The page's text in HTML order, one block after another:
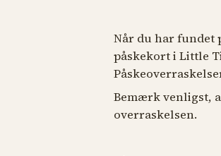
Når du har fundet
påskekort i Little
Bemærk venligst,
overraskelsen.